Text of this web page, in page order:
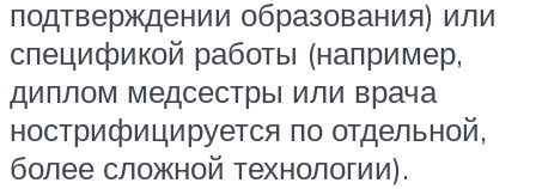
подтверждении образования) или
спецификой работы (например,
диплом медсестры или врача
нострифицируется по отдельной,
более сложной технологии).